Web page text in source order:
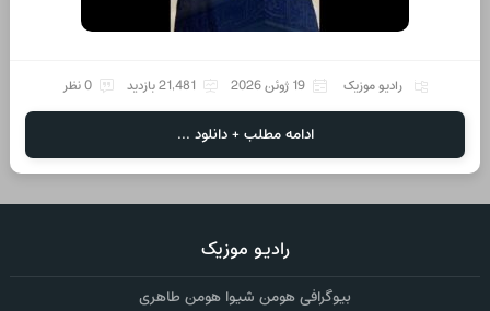
رادیو موزیک 19 ژوئن 2026 21,481 بازدید 0 نظر
ادامه مطلب + دانلود ...
رادیو موزیک
بیوگرافی هومن شیوا هومن طاهری